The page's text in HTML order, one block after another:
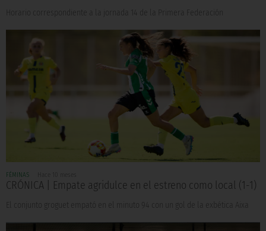
Horario correspondiente a la jornada 14 de la Primera Federación
FÉMINAS
CRÓNICA | Empate agridulce en el estreno como local (1-1)
El conjunto groguet empató en el minuto 94 con un gol de la exbética Aixa